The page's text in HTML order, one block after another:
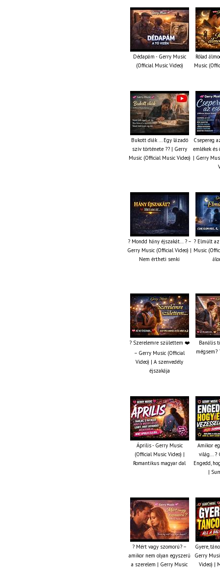
Dédapám - Gerry Music
(Official Music Video)
Rólad
Music
Bukott diák ... Egy lázadó
szív története ?? | Gerry
Music (Official Music Video)
Csepereg
emlékek és
| Gerry
? Mondd hány éjszakát… ? –
Gerry Music (Official Video) |
Nem értheti senki
? Elmúlt
Music
? Szerelemre születtem ❤️
– Gerry Music (Official
Video) | A szenvedély
éjszakája
Banális
mégsem?
Április - Gerry Music
(Official Music Video) |
Romantikus magyar dal
Amikor
világ... ?
Engedd,
|
? Mért vagy szomorú? –
amikor nem olyan egyszerű
a szerelem | Gerry Music
Gyere,
Gerry
Video) |